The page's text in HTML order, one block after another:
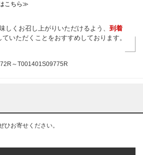
こちら≫
しくお召し上がりいただけるよう、 到着
ていただくことをおすすめしております。
～T001401S09775R
ひお寄せください。